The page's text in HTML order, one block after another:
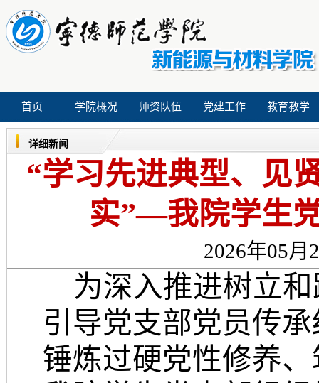
首页 学院概况 师资队伍 党建工作 教育教学
详细新闻
“学习先进典型、见
实”—我院学生
2026年05月
为深入推进树立
引导党支部党员传
锤炼过硬党性修养